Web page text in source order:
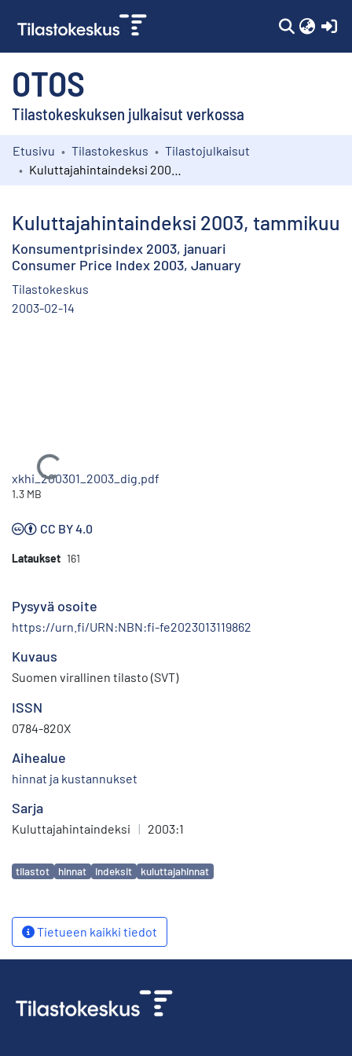
OTOS
Tilastokeskuksen julkaisut verkossa
Kokoelmat
Etusivu Tilastokeskus
Tilastojulkaisut
Kuluttajahintaindeksi 2003, tammikuu
Konsumentprisindex 2003, januari
Consumer Price Index 2003, January
Tilastokeskus
2003-02-14
Ladataan...
xkhi_200301_2003_dig.pdf
1.3 MB
CC BY 4.0
Lataukset 161
Pysyvä osoite
https://urn.fi/URN:NBN:fi-fe2023013119862
Kuvaus
Suomen virallinen tilasto (SVT)
ISSN
0784-820X
Aihealue
hinnat ja kustannukset
Sarja
Kuluttajahintaindeksi | 2003:1
Avainsanat
tilastot hinnat indeksit kuluttajahinnat
Tietueen kaikki tiedot